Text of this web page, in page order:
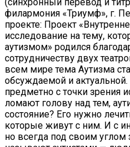
филармония «Триумф», г.
проекте: Проект
исследование на тему,
аутизмом» родился
сотрудничеству двух
всем мире тема Аутизма
обсуждаемой и
предметно с точки зрения
ломают голову над тем,
состояние? Его нужно
которые живут с ним. И с
но всегда под своим углом